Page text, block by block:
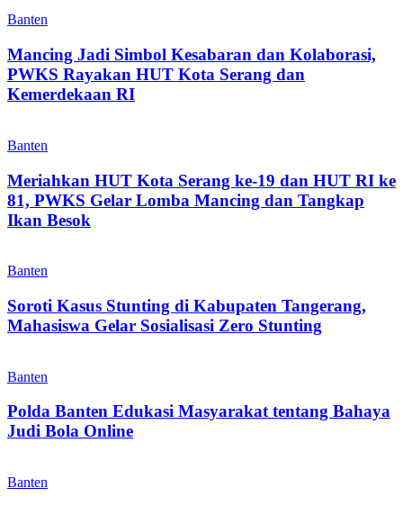
Banten
Mancing Jadi Simbol Kesabaran dan Kolaborasi,
PWKS Rayakan HUT Kota Serang dan
Kemerdekaan RI
Banten
Meriahkan HUT Kota Serang ke-19 dan HUT RI ke
81, PWKS Gelar Lomba Mancing dan Tangkap
Ikan Besok
Banten
Soroti Kasus Stunting di Kabupaten Tangerang,
Mahasiswa Gelar Sosialisasi Zero Stunting
Banten
Polda Banten Edukasi Masyarakat tentang Bahaya
Judi Bola Online
Banten